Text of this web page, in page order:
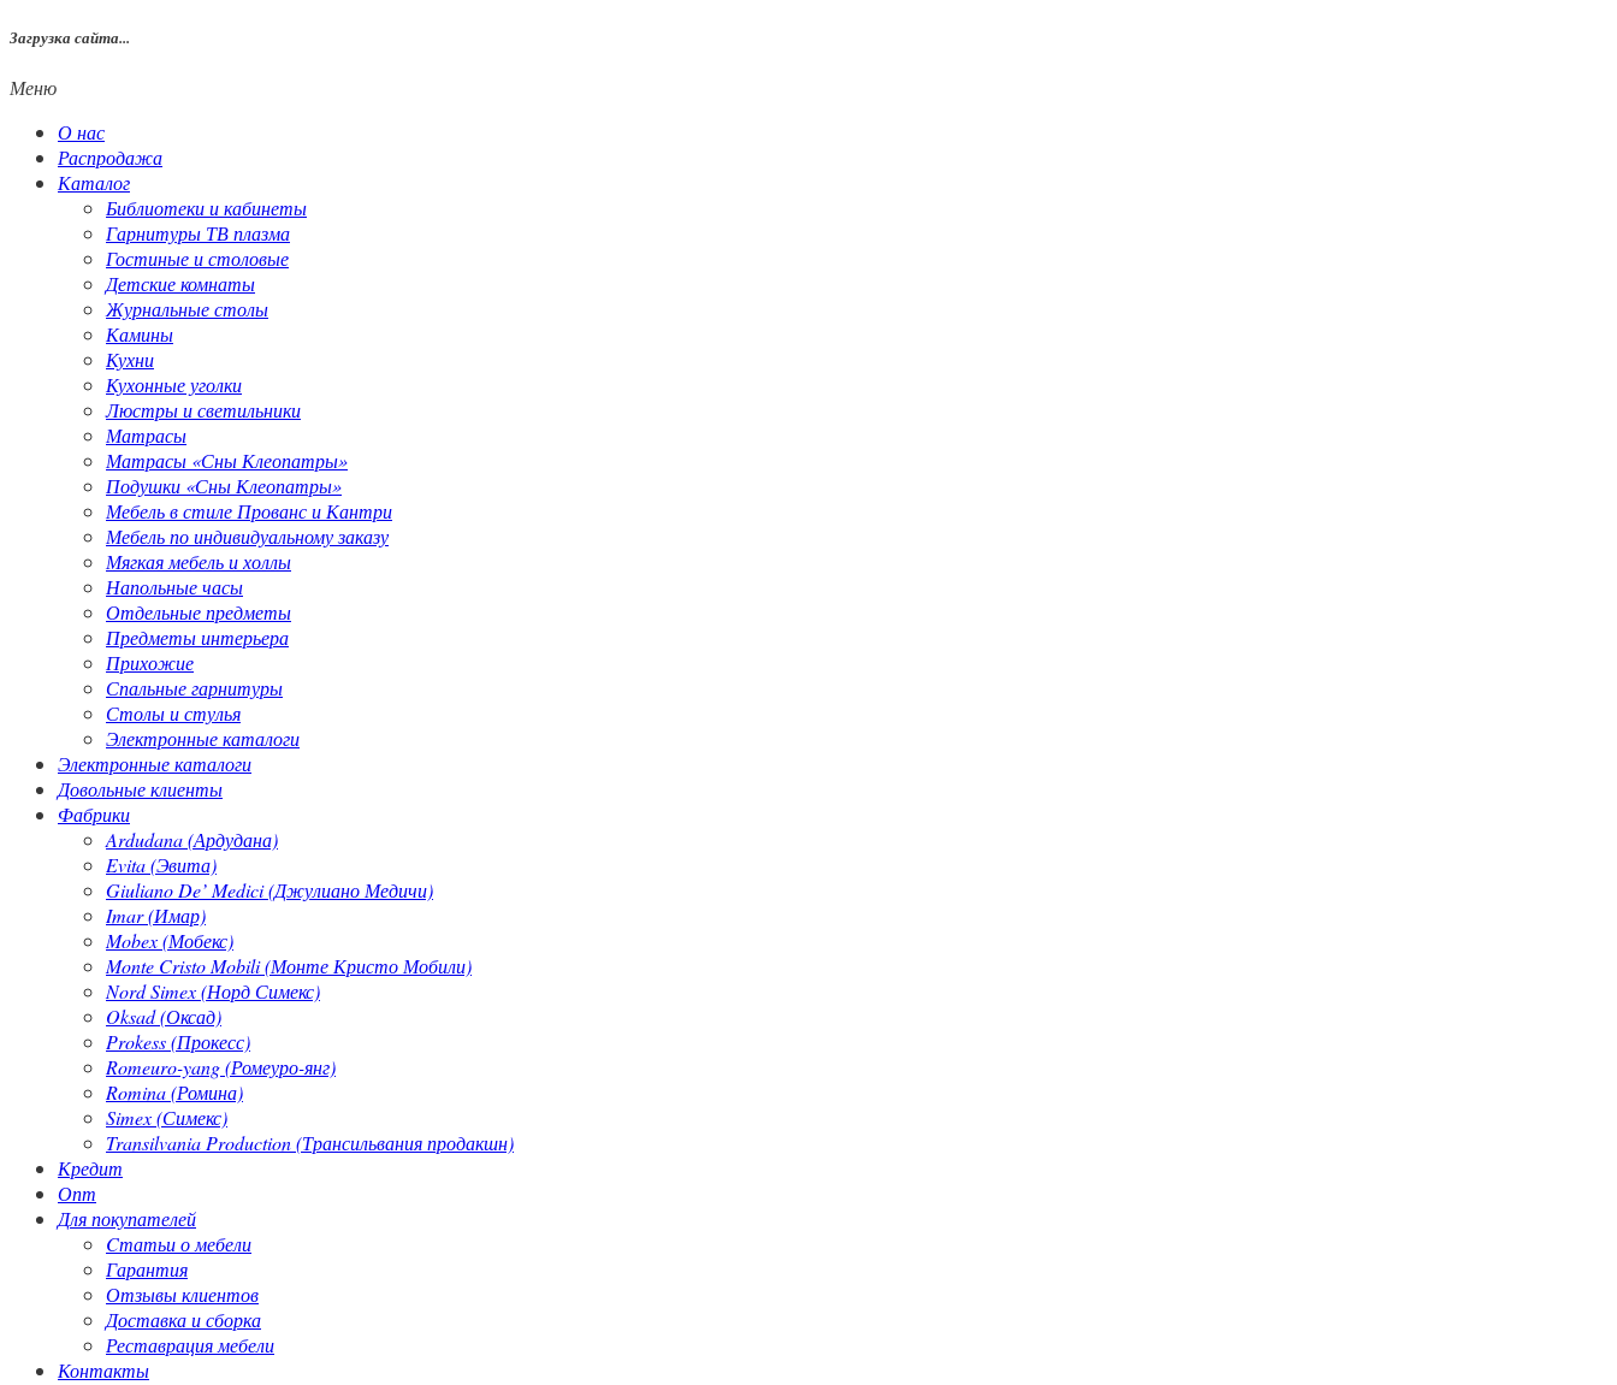
Загрузка сайта...
Меню
О нас
Распродажа
Каталог
Библиотеки и кабинеты
Гарнитуры ТВ плазма
Гостиные и столовые
Детские комнаты
Журнальные столы
Камины
Кухни
Кухонные уголки
Люстры и светильники
Матрасы
Матрасы «Сны Клеопатры»
Подушки «Сны Клеопатры»
Мебель в стиле Прованс и Кантри
Мебель по индивидуальному заказу
Мягкая мебель и холлы
Напольные часы
Отдельные предметы
Предметы интерьера
Прихожие
Спальные гарнитуры
Столы и стулья
Электронные каталоги
Электронные каталоги
Довольные клиенты
Фабрики
Ardudana (Ардудана)
Evita (Эвита)
Giuliano De’ Medici (Джулиано Медичи)
Imar (Имар)
Mobex (Мобекс)
Monte Cristo Mobili (Монте Кристо Мобили)
Nord Simex (Норд Симекс)
Oksad (Оксад)
Prokess (Прокесс)
Romeuro-yang (Ромеуро-янг)
Romina (Ромина)
Simex (Симекс)
Transilvania Production (Трансильвания продакшн)
Кредит
Опт
Для покупателей
Cтатьи о мебели
Гарантия
Отзывы клиентов
Доставка и сборка
Реставрация мебели
Контакты